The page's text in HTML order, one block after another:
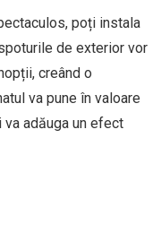
poți instala
de exterior vor
creând o
va pune în valoare
adăuga un efect